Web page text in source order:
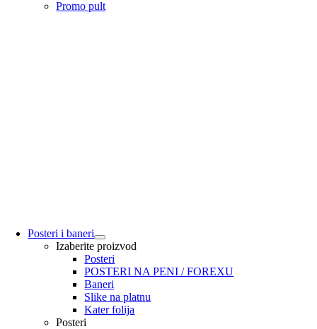
Promo pult
Posteri i baneri
Izaberite proizvod
Posteri
POSTERI NA PENI / FOREXU
Baneri
Slike na platnu
Kater folija
Posteri